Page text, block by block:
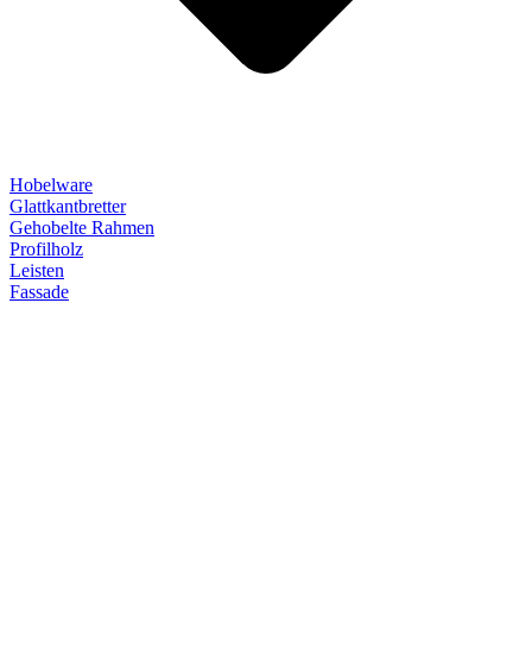
Hobelware
Glattkantbretter
Gehobelte Rahmen
Profilholz
Leisten
Fassade